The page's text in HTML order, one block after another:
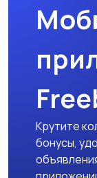
Крутите
бонусы,